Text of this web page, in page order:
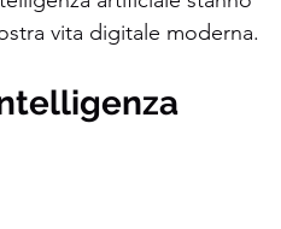
vita digitale moderna.